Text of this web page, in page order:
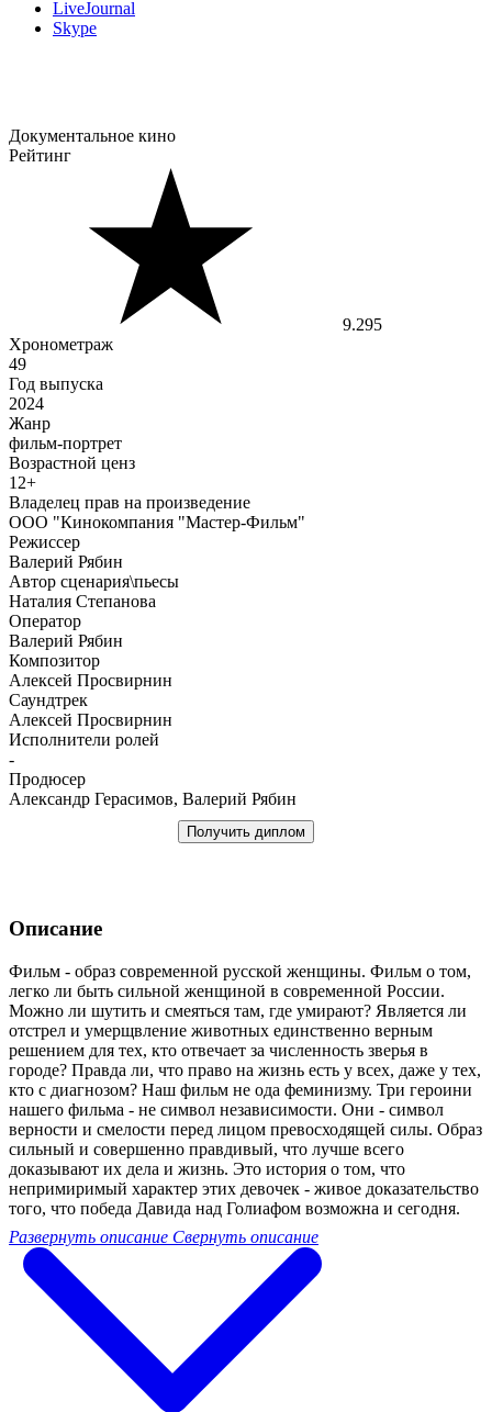
LiveJournal
Skype
Документальное кино
Рейтинг
9.295
Хронометраж
49
Год выпуска
2024
Жанр
фильм-портрет
Возрастной ценз
12+
Владелец прав на произведение
ООО "Кинокомпания "Мастер-Фильм"
Режиссер
Валерий Рябин
Автор сценария\пьесы
Наталия Степанова
Оператор
Валерий Рябин
Композитор
Алексей Просвирнин
Саундтрек
Алексей Просвирнин
Исполнители ролей
-
Продюсер
Александр Герасимов, Валерий Рябин
Получить диплом
Описание
Фильм - образ современной русской женщины. Фильм о том,
легко ли быть сильной женщиной в современной России.
Можно ли шутить и смеяться там, где умирают? Является ли
отстрел и умерщвление животных единственно верным
решением для тех, кто отвечает за численность зверья в
городе? Правда ли, что право на жизнь есть у всех, даже у тех,
кто с диагнозом? Наш фильм не ода феминизму. Три героини
нашего фильма - не символ независимости. Они - символ
верности и смелости перед лицом превосходящей силы. Образ
сильный и совершенно правдивый, что лучше всего
доказывают их дела и жизнь. Это история о том, что
непримиримый характер этих девочек - живое доказательство
того, что победа Давида над Голиафом возможна и сегодня.
Развернуть описание Свернуть описание